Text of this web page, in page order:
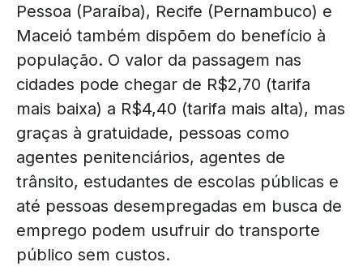
Pessoa (Paraíba), Recife (Pernambuco) e
Maceió também dispõem do benefício à
população. O valor da passagem nas
cidades pode chegar de R$2,70 (tarifa
mais baixa) a R$4,40 (tarifa mais alta), mas
graças à gratuidade, pessoas como
agentes penitenciários, agentes de
trânsito, estudantes de escolas públicas e
até pessoas desempregadas em busca de
emprego podem usufruir do transporte
público sem custos.